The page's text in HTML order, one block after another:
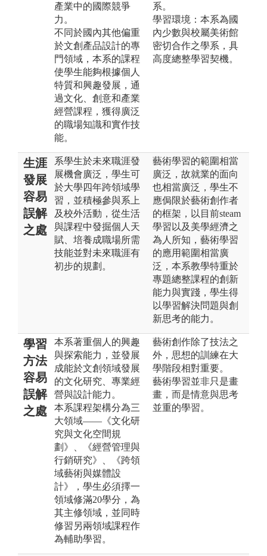
產業中的國際競爭
力。
不同於國內其他偏重
於文創產品設計的專
門領域，本系的課程
使學生能夠根據個人
特質和興趣發展，通
過文化、創意和產業
經營課程，獲得廣泛
的職場知識和實作技
能。
系。
學習環境：本系為國
內少數與校屬美術館
密切合作之學系，具
高度總整學習契機。
生涯
發展
容易
誤解
之處
系學生於未來職涯發
展機會廣泛，學生可
於大學四年跨領域學
習，並積極參與系上
及校外活動，從生活
與課程中發掘個人天
賦、培養成職場所需
技能並對未來職涯有
初步的規劃。
藝術學習的範圍相當
廣泛，故就業的面向
也相當廣泛，學生不
應侷限於藝術創作者
的框架，以目前steam
學習以及美學經濟之
為人所知，藝術學習
的應用範圍相當廣
泛，本系教學特重於
專題總整課程的創新
能力與實踐，學生得
以學習解決問題與創
新思考的能力。
學習
方法
容易
誤解
之處
本系著重個人的興趣
與探索能力，並發展
成能於文創領域發展
的文化研究、專業經
營與設計能力。
本系課程架構分為三
大領域——《文化研
究與文化空間規
劃》、《經營管理與
行銷研究》、《跨領
域藝術與媒體設
計》，學生必須擇一
領域修滿20學分，為
其主修領域，並同時
修習另兩領域課程作
為輔助學習。
藝術創作除了技法之
外，思想的訓練在大
學階段相對重要。
藝術學習並非只是畫
畫，而是情意與思考
並重的學習。